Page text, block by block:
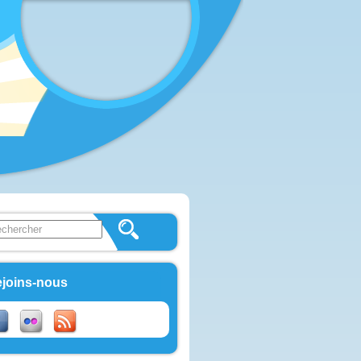
de recherche
this site
nous